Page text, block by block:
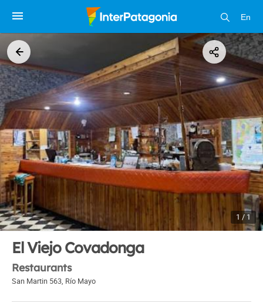
En
1 / 1
El Viejo Covadonga
Restaurants
San Martin 563, Río Mayo